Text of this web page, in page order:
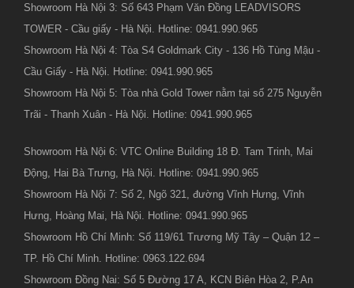
Showroom Hà Nội 3: Số 643 Phạm Văn Đồng LEADVISORS
TOWER - Cầu giấy - Hà Nội. Hotline: 0941.990.965
Showroom Hà Nội 4: Tòa S4 Goldmark City - 136 Hồ Tùng Mậu -
Cầu Giấy - Hà Nội. Hotline: 0941.990.965
Showroom Hà Nội 5: Tòa nhà Gold Tower nằm tại số 275 Nguyễn
Trãi - Thanh Xuân - Hà Nội. Hotline: 0941.990.965
Showroom Hà Nội 6: VTC Online Building 18 Đ. Tam Trinh, Mai
Động, Hai Bà Trưng, Hà Nội. Hotline: 0941.990.965
Showroom Hà Nội 7: Số 2, Ngõ 321, đường Vĩnh Hưng, Vĩnh
Hưng, Hoàng Mai, Hà Nội. Hotline: 0941.990.965
Showroom Hồ Chí Minh: Số 119/61 Trương Mỹ Tây – Quận 12 –
TP. Hồ Chí Minh. Hotline: 0963.122.694
Showroom Đồng Nai: Số 5 Đường 17 A, KCN Biên Hòa 2, P.An